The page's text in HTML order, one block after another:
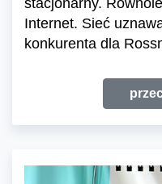
stacjonarny.
Internet. Sieć
konkurenta dla